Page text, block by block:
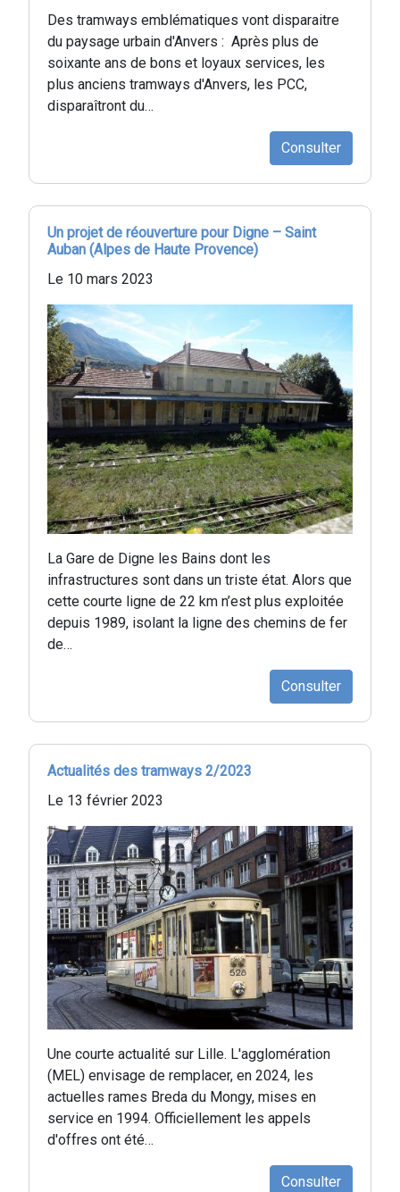
Des tramways emblématiques vont disparaitre
du paysage urbain d'Anvers : Après plus de
soixante ans de bons et loyaux services, les
plus anciens tramways d'Anvers, les PCC,
disparaîtront du…
Consulter
Un projet de réouverture pour Digne – Saint
Auban (Alpes de Haute Provence)
Le 10 mars 2023
La Gare de Digne les Bains dont les
infrastructures sont dans un triste état. Alors que
cette courte ligne de 22 km n’est plus exploitée
depuis 1989, isolant la ligne des chemins de fer
de…
Consulter
Actualités des tramways 2/2023
Le 13 février 2023
Une courte actualité sur Lille. L'agglomération
(MEL) envisage de remplacer, en 2024, les
actuelles rames Breda du Mongy, mises en
service en 1994. Officiellement les appels
d'offres ont été…
Consulter